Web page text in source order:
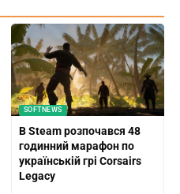
SOFTNEWS
В Steam розпочався 48
годинний марафон по
українській грі Corsairs
Legacy